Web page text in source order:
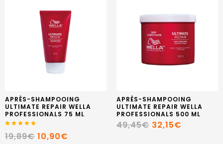
APRÈS-SHAMPOOING
ULTIMATE REPAIR WELLA
PROFESSIONALS 75 ML
19,89€ 10,90€
APRÈS-SHAMPOOING
ULTIMATE REPAIR WELLA
PROFESSIONALS 500 ML
49,45€ 32,15€